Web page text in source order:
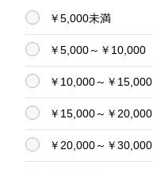
￥5,000未満
￥5,000～￥10,000
￥10,000～￥15,000
￥15,000～￥20,000
￥20,000～￥30,000